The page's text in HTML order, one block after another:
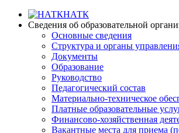
НАТК
Сведения об образовательной
Основные сведения
Структура и органы
Документы
Образование
Руководство
Педагогический состав
Материально-техническое
Платные образовательные
Финансово-хозяйственная
Вакантные места для приема